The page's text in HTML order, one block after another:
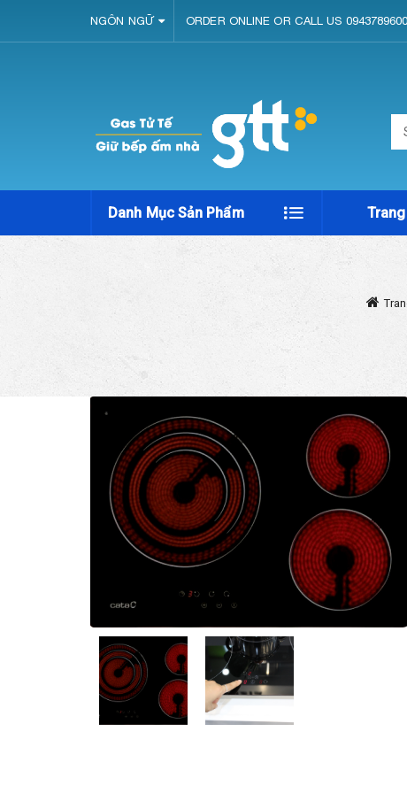
NGÔN NGỮ ORDER ONLINE OR CALL US 0943789600
Danh Mục Sản Phẩm